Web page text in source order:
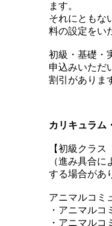
ます。
それにともな
料の設定をい
初級・基礎・
申込みいただ
割引がありま
カリキュラム
【初級クラ
（進み具合
する場合があ
アニマルコミ
・アニマルコ
・アニマルコ